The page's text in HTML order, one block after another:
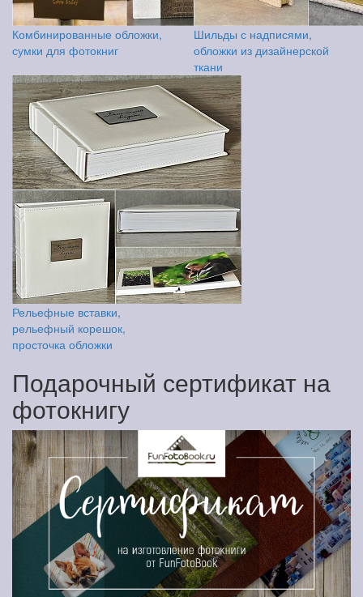
Комбинированные обложки,
сумки для фотокниг
Шильды с надписями,
обложки из дизайнерской
ткани
Рельефные вставки,
рельефный корешок,
просточка обложки
Подарочный сертификат на
фотокнигу